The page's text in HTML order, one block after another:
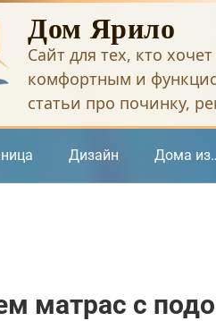
Дом Ярило
Сайт для тех, кто
комфортным и
статьи про починку,
Дизайн Дома
матрас с